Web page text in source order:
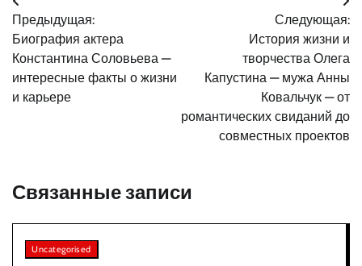
по
записям
Предыдущая:
Биография актера
Константина Соловьева —
интересные факты о жизни
и карьере
Следующая:
История жизни и
творчества Олега
Капустина — мужа Анны
Ковальчук — от
романтических свиданий до
совместных проектов
Связанные записи
Uncategorised